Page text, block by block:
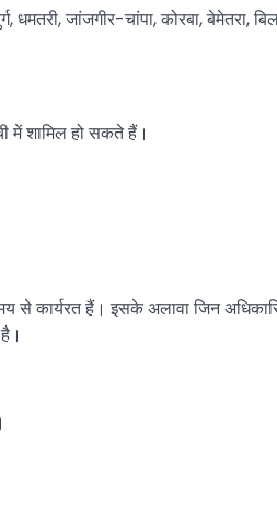
जांजगीर-चांपा, कोरबा, बेमेतरा,
में शामिल हो सकते हैं।
से कार्यरत हैं। इसके अलावा जिन